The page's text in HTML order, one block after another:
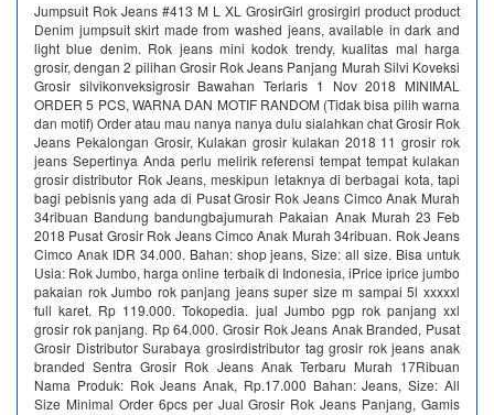
Jumpsuit Rok Jeans #413 M L XL GrosirGirl grosirgirl product product
Denim jumpsuit skirt made from washed jeans, available in dark and
light blue denim. Rok jeans mini kodok trendy, kualitas mal harga
grosir, dengan 2 pilihan Grosir Rok Jeans Panjang Murah Silvi Koveksi
Grosir silvikonveksigrosir Bawahan Terlaris 1 Nov 2018 MINIMAL
ORDER 5 PCS, WARNA DAN MOTIF RANDOM (Tidak bisa pilih warna
dan motif) Order atau mau nanya nanya dulu sialahkan chat Grosir Rok
Jeans Pekalongan Grosir, Kulakan grosir kulakan 2018 11 grosir rok
jeans Sepertinya Anda perlu melirik referensi tempat tempat kulakan
grosir distributor Rok Jeans, meskipun letaknya di berbagai kota, tapi
bagi pebisnis yang ada di Pusat Grosir Rok Jeans Cimco Anak Murah
34ribuan Bandung bandungbajumurah Pakaian Anak Murah 23 Feb
2018 Pusat Grosir Rok Jeans Cimco Anak Murah 34ribuan. Rok Jeans
Cimco Anak IDR 34.000. Bahan: shop jeans, Size: all size. Bisa untuk
Usia: Rok Jumbo, harga online terbaik di Indonesia, iPrice iprice jumbo
pakaian rok Jumbo rok panjang jeans super size m sampai 5l xxxxxl
full karet. Rp 119.000. Tokopedia. jual Jumbo pgp rok panjang xxl
grosir rok panjang. Rp 64.000. Grosir Rok Jeans Anak Branded, Pusat
Grosir Distributor Surabaya grosirdistributor tag grosir rok jeans anak
branded Sentra Grosir Rok Jeans Anak Terbaru Murah 17Ribuan
Nama Produk: Rok Jeans Anak, Rp.17.000 Bahan: Jeans, Size: All
Size Minimal Order 6pcs per Jual Grosir Rok Jeans Panjang, Gamis